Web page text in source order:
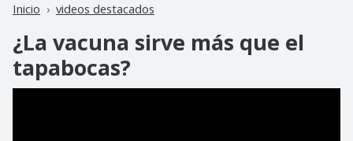
Inicio videos destacados
¿La vacuna sirve más que el
tapabocas?